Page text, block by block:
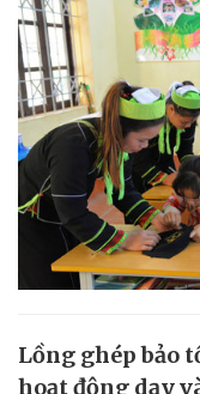
Lồng ghép bảo
hoạt động dạy